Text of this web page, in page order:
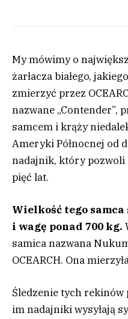
My mówimy o
żarłacza białego,
zmierzyć przez
nazwane „Contender”,
samcem i krąży
Ameryki Północnej od
nadajnik, który pozwoli
pięć lat.
Wielkość tego samca
i wagę ponad 700 kg.
samica nazwana
OCEARCH. Ona
Śledzenie tych rekinów
im nadajniki wysyłają